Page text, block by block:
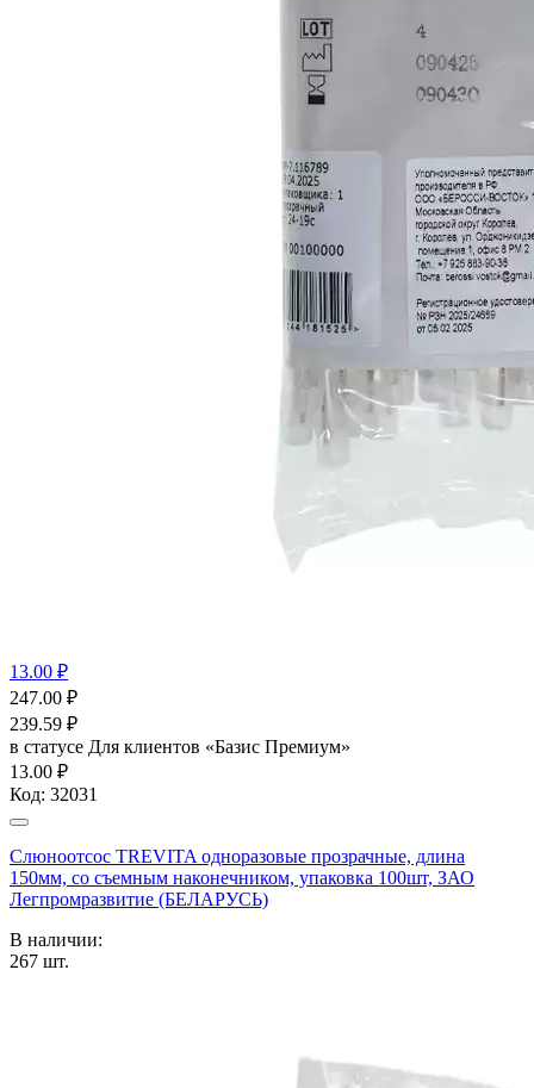
13.00 ₽
247.00 ₽
239.59 ₽
в статусе Для клиентов «Базис Премиум»
13.00 ₽
Код: 32031
Слюноотсос TREVITA одноразовые прозрачные, длина
150мм, со съемным наконечником, упаковка 100шт, ЗАО
Легпромразвитие (БЕЛАРУСЬ)
В наличии:
267 шт.